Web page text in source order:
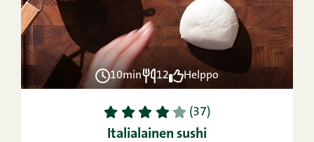
10min 12 Helppo
1 2 3 4 5 (37)
Italialainen sushi